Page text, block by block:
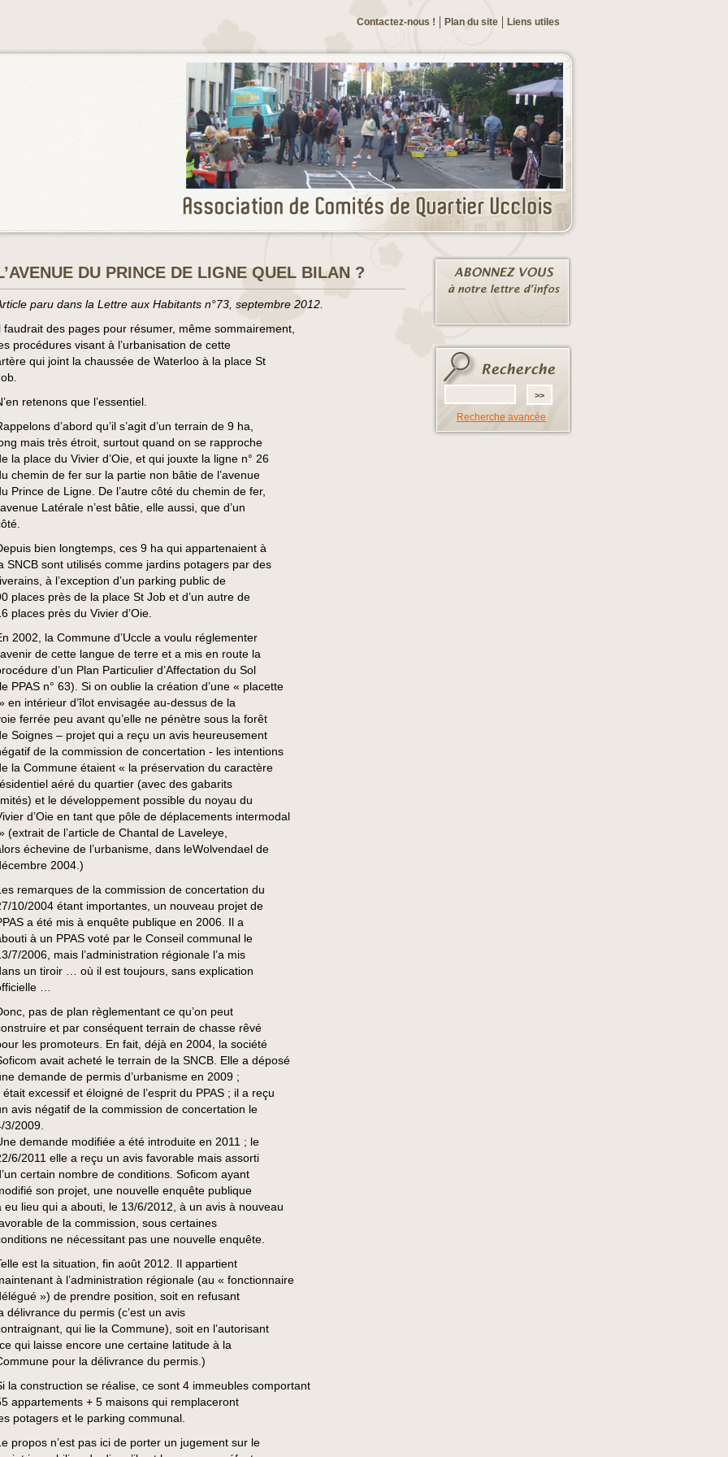
Liens utiles
Plan du site
Contactez-nous !
DU PRINCE DE LIGNE QUEL BILAN ?
paru dans la Lettre aux Habitants n°73, septembre 2012.
faudrait des pages pour résumer, même sommairement,
procédures visant à l’urbanisation de cette
qui joint la chaussée de Waterloo à la place St
retenons que l’essentiel.
d’abord qu’il s’agit d’un terrain de 9 ha,
mais très étroit, surtout quand on se rapproche
la place du Vivier d’Oie, et qui jouxte la ligne n° 26
chemin de fer sur la partie non bâtie de l’avenue
Prince de Ligne. De l’autre côté du chemin de fer,
Latérale n’est bâtie, elle aussi, que d’un
bien longtemps, ces 9 ha qui appartenaient à
SNCB sont utilisés comme jardins potagers par des
à l’exception d’un parking public de
places près de la place St Job et d’un autre de
places près du Vivier d’Oie.
2002, la Commune d’Uccle a voulu réglementer
de cette langue de terre et a mis en route la
d’un Plan Particulier d’Affectation du Sol
PPAS n° 63). Si on oublie la création d’une « placette
en intérieur d’îlot envisagée au-dessus de la
ferrée peu avant qu’elle ne pénètre sous la forêt
Soignes – projet qui a reçu un avis heureusement
de la commission de concertation - les intentions
la Commune étaient « la préservation du caractère
aéré du quartier (avec des gabarits
et le développement possible du noyau du
d’Oie en tant que pôle de déplacements intermodal
(extrait de l’article de Chantal de Laveleye,
échevine de l’urbanisme, dans leWolvendael de
2004.)
remarques de la commission de concertation du
10/2004 étant importantes, un nouveau projet de
a été mis à enquête publique en 2006. Il a
à un PPAS voté par le Conseil communal le
7/2006, mais l’administration régionale l’a mis
un tiroir … où il est toujours, sans explication
…
pas de plan règlementant ce qu’on peut
et par conséquent terrain de chasse rêvé
les promoteurs. En fait, déjà en 2004, la société
avait acheté le terrain de la SNCB. Elle a déposé
demande de permis d’urbanisme en 2009 ;
était excessif et éloigné de l’esprit du PPAS ; il a reçu
avis négatif de la commission de concertation le
3/2009.
demande modifiée a été introduite en 2011 ; le
6/2011 elle a reçu un avis favorable mais assorti
certain nombre de conditions. Soficom ayant
son projet, une nouvelle enquête publique
eu lieu qui a abouti, le 13/6/2012, à un avis à nouveau
de la commission, sous certaines
ne nécessitant pas une nouvelle enquête.
est la situation, fin août 2012. Il appartient
à l’administration régionale (au « fonctionnaire
») de prendre position, soit en refusant
délivrance du permis (c’est un avis
qui lie la Commune), soit en l’autorisant
qui laisse encore une certaine latitude à la
pour la délivrance du permis.)
la construction se réalise, ce sont 4 immeubles comportant
appartements + 5 maisons qui remplaceront
potagers et le parking communal.
propos n’est pas ici de porter un jugement sur le
Recherche avancée